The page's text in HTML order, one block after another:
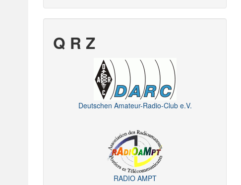
Q R Z
Deutschen Amateur-Radio-Club e.V.
RADIO AMPT